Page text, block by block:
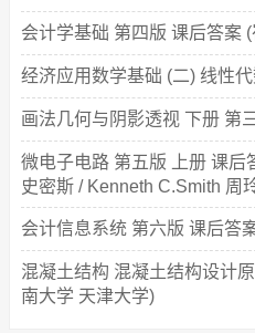
会计学基础 第四版 课后答案
经济应用数学基础 (二) 线性
画法几何与阴影透视 下册 第
微电子电路 第五版 上册 课后
史密斯 / Kenneth C.Smith 周
会计信息系统 第六版 课后答
混凝土结构 混凝土结构设计
南大学 天津大学)